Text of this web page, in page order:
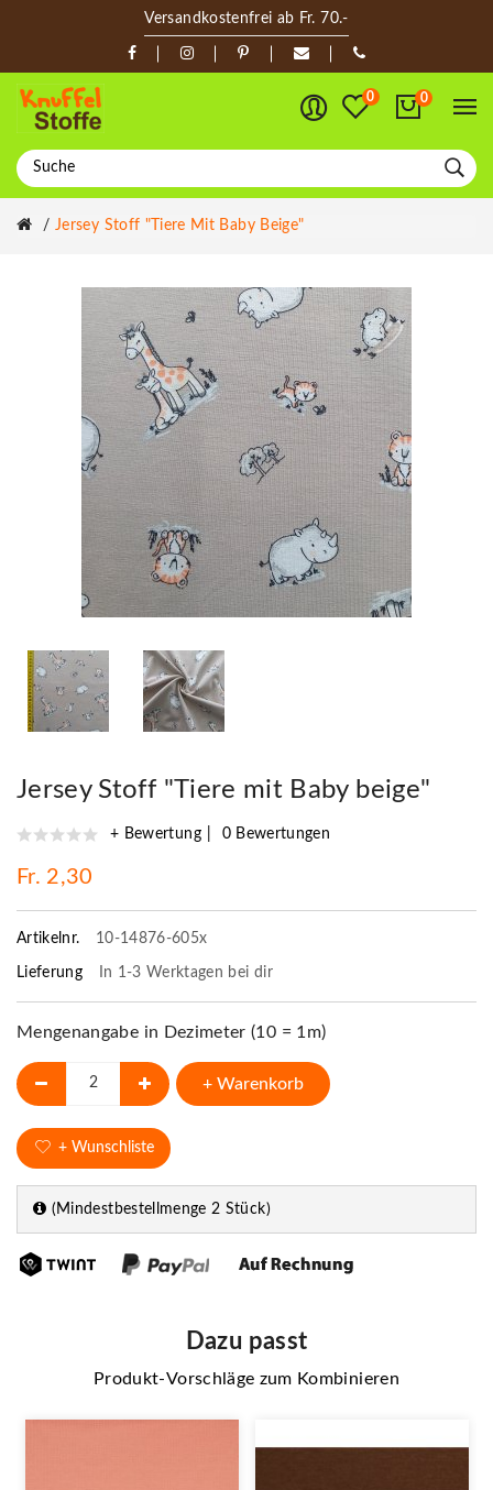
Versandkostenfrei ab Fr. 70.-
0 0
Jersey Stoff "Tiere Mit Baby Beige"
Jersey Stoff "Tiere mit Baby beige"
+ Bewertung 0 Bewertungen
Fr. 2,30
Artikelnr. 10-14876-605x
Lieferung In 1-3 Werktagen bei dir
Mengenangabe in Dezimeter (10 = 1m)
+ Warenkorb
+ Wunschliste
(Mindestbestellmenge 2 Stück)
Dazu passt
Produkt-Vorschläge zum Kombinieren